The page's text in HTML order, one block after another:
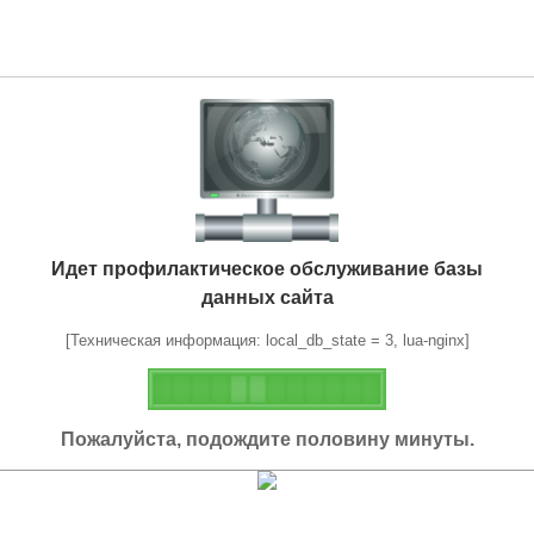
Идет профилактическое обслуживание базы
данных сайта
[Техническая информация: local_db_state = 3, lua-nginx]
Пожалуйста, подождите половину минуты.